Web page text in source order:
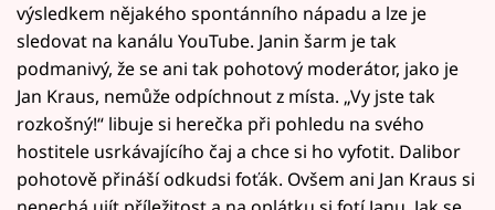
výsledkem nějakého spontánního nápadu a lze je
sledovat na kanálu YouTube. Janin šarm je tak
podmanivý, že se ani tak pohotový moderátor, jako je
Jan Kraus, nemůže odpíchnout z místa. „Vy jste tak
rozkošný!“ libuje si herečka při pohledu na svého
hostitele usrkávajícího čaj a chce si ho vyfotit. Dalibor
pohotově přináší odkudsi foťák. Ovšem ani Jan Kraus si